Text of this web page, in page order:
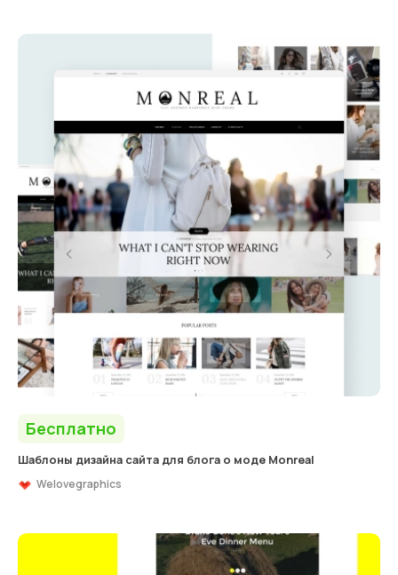
Бесплатно
Шаблоны дизайна сайта для блога о моде Monreal
Welovegraphics